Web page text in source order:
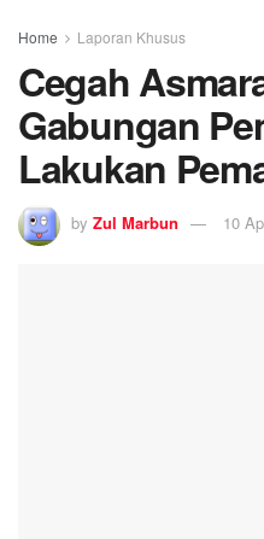
Home Laporan Khusus
Cegah
Gabungan
Lakukan
by Zul Marbun 10